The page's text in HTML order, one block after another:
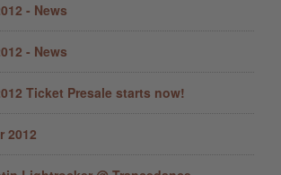
- News
- News
Ticket Presale starts now!
2012